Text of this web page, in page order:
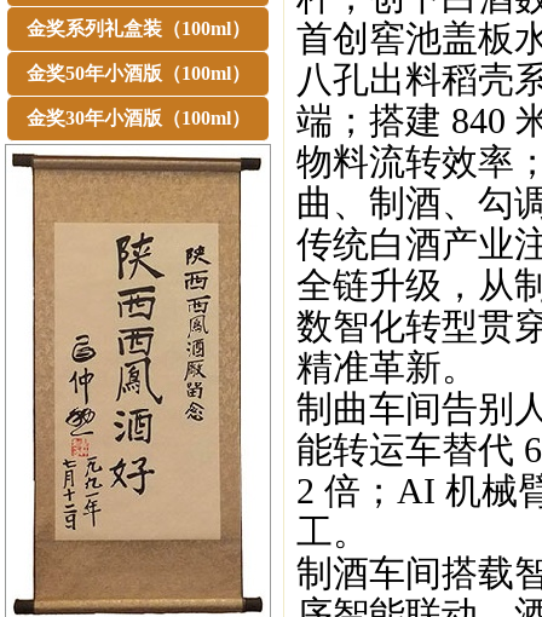
金奖系列礼盒装（100ml）
金奖50年小酒版（100ml）
金奖30年小酒版（100ml）
首创窖池盖板
八孔出料稻壳
端；搭建 840
物料流转效率
曲、制酒、勾
传统白酒产业
全链升级，从
数智化转型贯
精准革新。
制曲车间告别
能转运车替代
2 倍；AI 机械
工。
制酒车间搭载